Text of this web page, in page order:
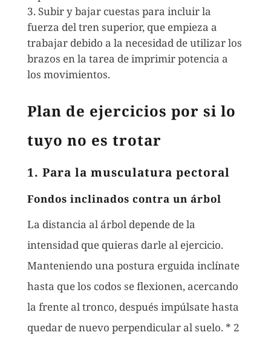
Subir y bajar cuestas para incluir la
fuerza del tren superior, que empieza a
trabajar debido a la necesidad de utilizar los
brazos en la tarea de imprimir potencia a
los movimientos.
Plan de ejercicios por si lo
tuyo no es trotar
1. Para la musculatura pectoral
Fondos inclinados contra un árbol
La distancia al árbol depende de la
intensidad que quieras darle al ejercicio.
Manteniendo una postura erguida inclínate
hasta que los codos se flexionen, acercando
la frente al tronco, después impúlsate hasta
quedar de nuevo perpendicular al suelo. * 2